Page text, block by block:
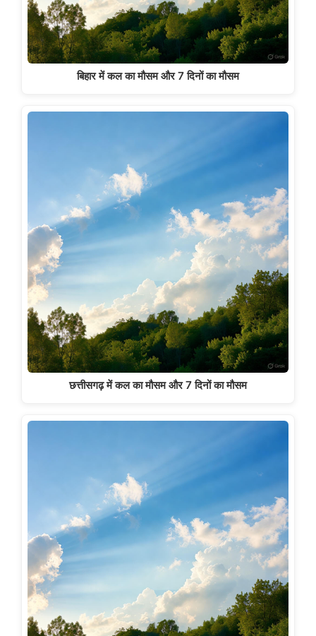
बिहार में कल का मौसम और 7 दिनों का मौसम
छत्तीसगढ़ में कल का मौसम और 7 दिनों का मौसम